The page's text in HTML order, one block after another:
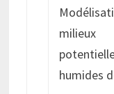
milieux
humides